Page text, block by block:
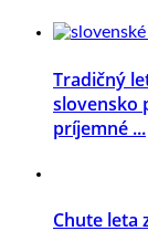
Tradičný
slovensko
príjemné ...
Chute leta